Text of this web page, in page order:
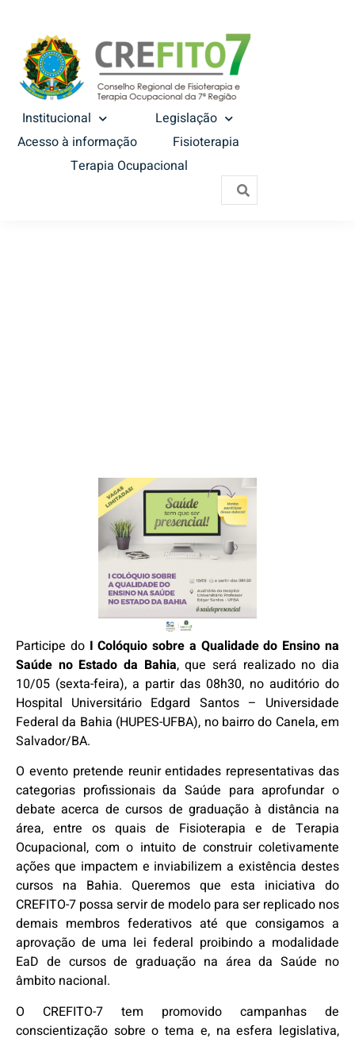
Institucional
Legislação
Acesso à informação
Fisioterapia
Terapia Ocupacional
Participe do I Colóquio sobre a Qualidade do Ensino na
Saúde no Estado da Bahia, que será realizado no dia
10/05 (sexta-feira), a partir das 08h30, no auditório do
Hospital Universitário Edgard Santos – Universidade
Federal da Bahia (HUPES-UFBA), no bairro do Canela, em
Salvador/BA.
O evento pretende reunir entidades representativas das
categorias profissionais da Saúde para aprofundar o
debate acerca de cursos de graduação à distância na
área, entre os quais de Fisioterapia e de Terapia
Ocupacional, com o intuito de construir coletivamente
ações que impactem e inviabilizem a existência destes
cursos na Bahia. Queremos que esta iniciativa do
CREFITO-7 possa servir de modelo para ser replicado nos
demais membros federativos até que consigamos a
aprovação de uma lei federal proibindo a modalidade
EaD de cursos de graduação na área da Saúde no
âmbito nacional.
O CREFITO-7 tem promovido campanhas de
conscientização sobre o tema e, na esfera legislativa,